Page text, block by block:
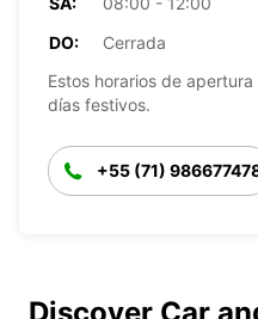
DO:
Cerrada
Estos horarios de
días festivos.
+55 (71)